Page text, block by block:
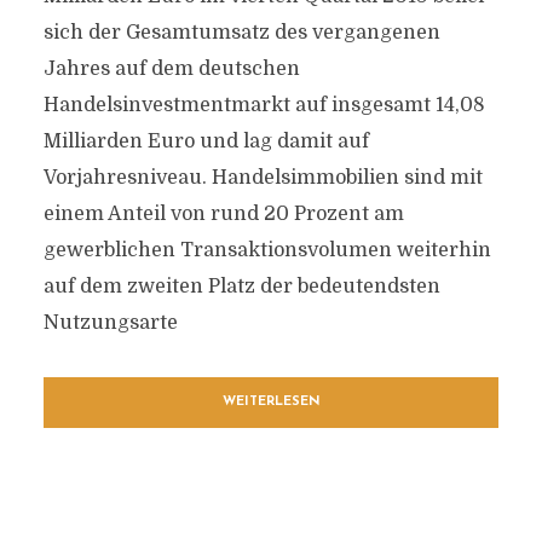
sich der Gesamtumsatz des vergangenen
Jahres auf dem deutschen
Handelsinvestmentmarkt auf insgesamt 14,08
Milliarden Euro und lag damit auf
Vorjahresniveau. Handelsimmobilien sind mit
einem Anteil von rund 20 Prozent am
gewerblichen Transaktionsvolumen weiterhin
auf dem zweiten Platz der bedeutendsten
Nutzungsarte
WEITERLESEN